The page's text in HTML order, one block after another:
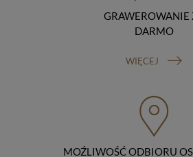
abyśmy je usunęli), prawo do
przetwarzania danych (możesz
ograniczyli przetwarzanie Twoich
uzgodnionych z Tobą działań, jeżeli
sprzeciwu wobec przetwarzania
przenoszenia danych, prawo do
organu nadzorczego (Prezesa
Osobowych, ul. Stawki 2, 00-193
prawo do cofnięcia zgody na
GRAWEROWANIE
DARMO
WIĘCEJ
MOŹLIWOŚĆ ODBIORU